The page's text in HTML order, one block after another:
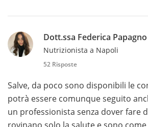
Dott.ssa Federica Papagno
Nutrizionista a Napoli
52 Risposte
Salve, da poco sono disponibili le
potrà essere comunque seguito
un professionista senza dover fare